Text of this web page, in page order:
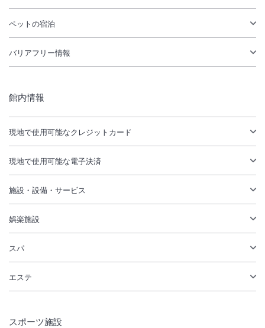
ペットの宿泊
バリアフリー情報
館内情報
現地で使用可能なクレジットカード
現地で使用可能な電子決済
施設・設備・サービス
娯楽施設
スパ
エステ
スポーツ施設